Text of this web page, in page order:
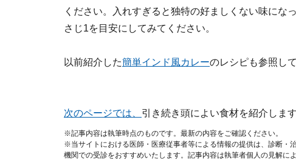
ください。入れすぎると独特の好ましくない味にな
さじ1を目安にしてみてください。
以前紹介した簡単インド風カレーのレシピも参照し
次のページでは、 引き続き頭によい食材を紹介します
※記事内容は執筆時点のものです。最新の内容をご確認ください。
※当サイトにおける医師・医療従事者等による情報の提供は、診断・
機関での受診をおすすめいたします。記事内容は執筆者個人の見解